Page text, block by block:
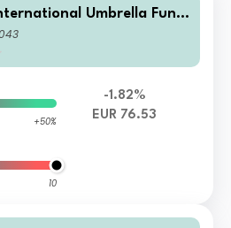
Umbrella Fund
Europe Fund Class
+50%
10
-1.82%
EUR 76.53